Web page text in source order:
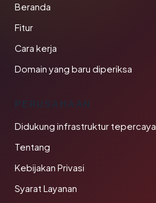
Beranda
Fitur
Cara kerja
Domain yang baru diperiksa
PERUSAHAAN
Didukung infrastruktur tepercaya
Tentang
Kebijakan Privasi
Syarat Layanan